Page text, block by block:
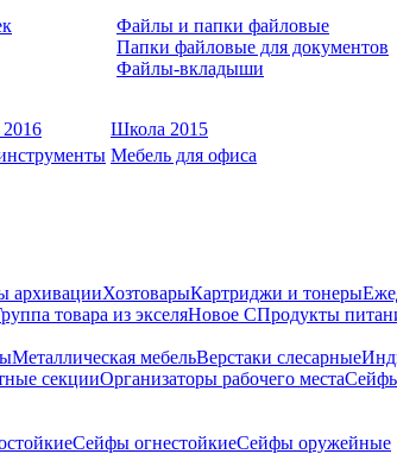
Файлы и папки файловые
Папки файловые для документов
Файлы-вкладыши
Школа 2015
Мебель для офиса
архивацииХозтоварыКартриджи и тонеры
товара из экселяНовое СПродукты
Металлическая мебельВерстаки слесарные
секцииОрганизаторы рабочего места
Сейфы огнестойкиеСейфы оружейные